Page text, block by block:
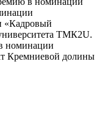
ТМК2U.
номинации
Кремниевой долины